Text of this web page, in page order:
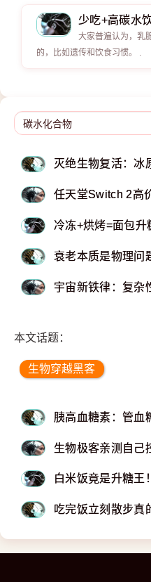
少吃+高碳水
大家普遍认为，乳
的，比如遗传和饮食习惯。 .
灭绝生物复活：冰
任天堂Switch 2高
冷冻+烘烤=面包升
衰老本质是物理问
宇宙新铁律：复杂
本文话题：
生物穿越黑客
胰高血糖素：管血
生物极客亲测自己
白米饭竟是升糖王
吃完饭立刻散步真